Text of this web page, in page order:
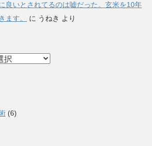
良いとされてるのは嘘だった。玄米を10年
ます。
に うねき より
(6)